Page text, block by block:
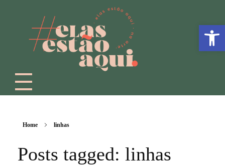
Home linhas
Posts tagged: linhas
Abrir a